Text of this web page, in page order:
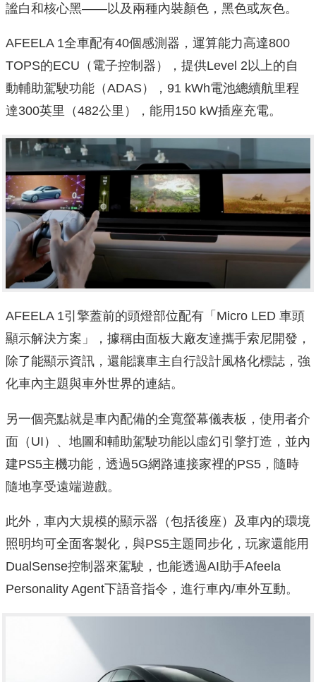
謐白和核心黑——以及兩種內裝顏色，黑色或灰色。
AFEELA 1全車配有40個感測器，運算能力高達800
TOPS的ECU（電子控制器），提供Level 2以上的自
動輔助駕駛功能（ADAS），91 kWh電池總續航里程
達300英里（482公里），能用150 kW插座充電。
AFEELA 1引擎蓋前的頭燈部位配有「Micro LED 車頭
顯示解決方案」，據稱由面板大廠友達攜手索尼開發，
除了能顯示資訊，還能讓車主自行設計風格化標誌，強
化車內主題與車外世界的連結。
另一個亮點就是車內配備的全寬螢幕儀表板，使用者介
面（UI）、地圖和輔助駕駛功能以虛幻引擎打造，並內
建PS5主機功能，透過5G網路連接家裡的PS5，隨時
隨地享受遠端遊戲。
此外，車內大規模的顯示器（包括後座）及車內的環境
照明均可全面客製化，與PS5主題同步化，玩家還能用
DualSense控制器來駕駛，也能透過AI助手Afeela
Personality Agent下語音指令，進行車內/車外互動。